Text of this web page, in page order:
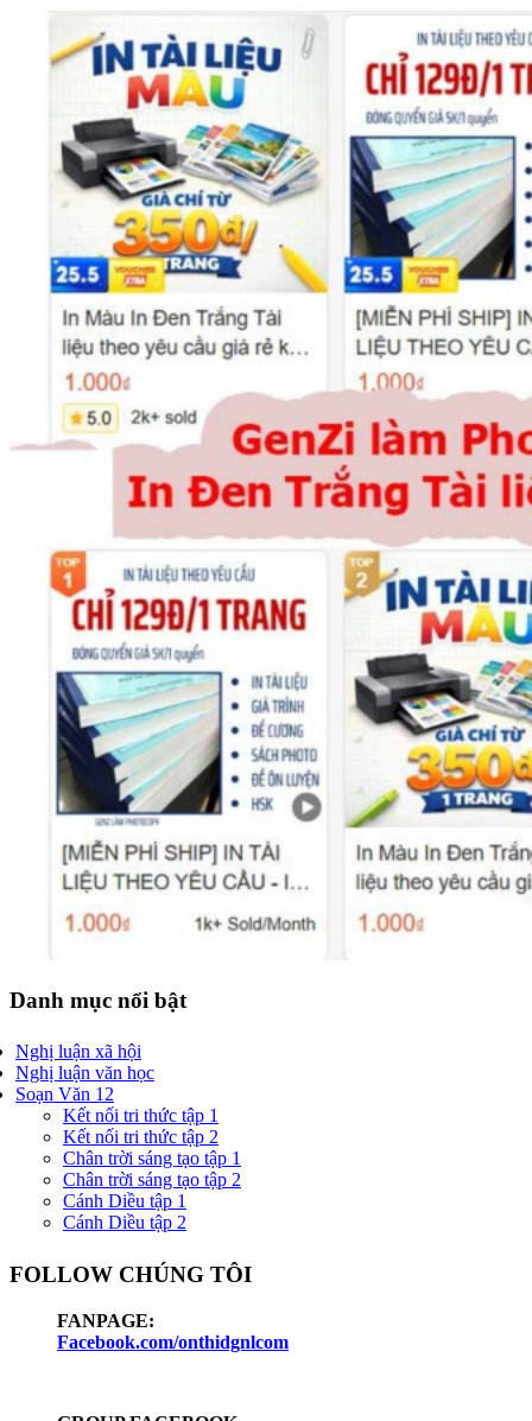
Danh mục nổi bật
Nghị luận xã hội
Nghị luận văn học
Soạn Văn 12
Kết nối tri thức tập 1
Kết nối tri thức tập 2
Chân trời sáng tạo tập 1
Chân trời sáng tạo tập 2
Cánh Diều tập 1
Cánh Diều tập 2
FOLLOW CHÚNG TÔI
FANPAGE:
Facebook.com/onthidgnlcom